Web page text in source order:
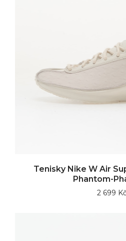
Tenisky Nike W Air
Phantom-
2 699 Kč